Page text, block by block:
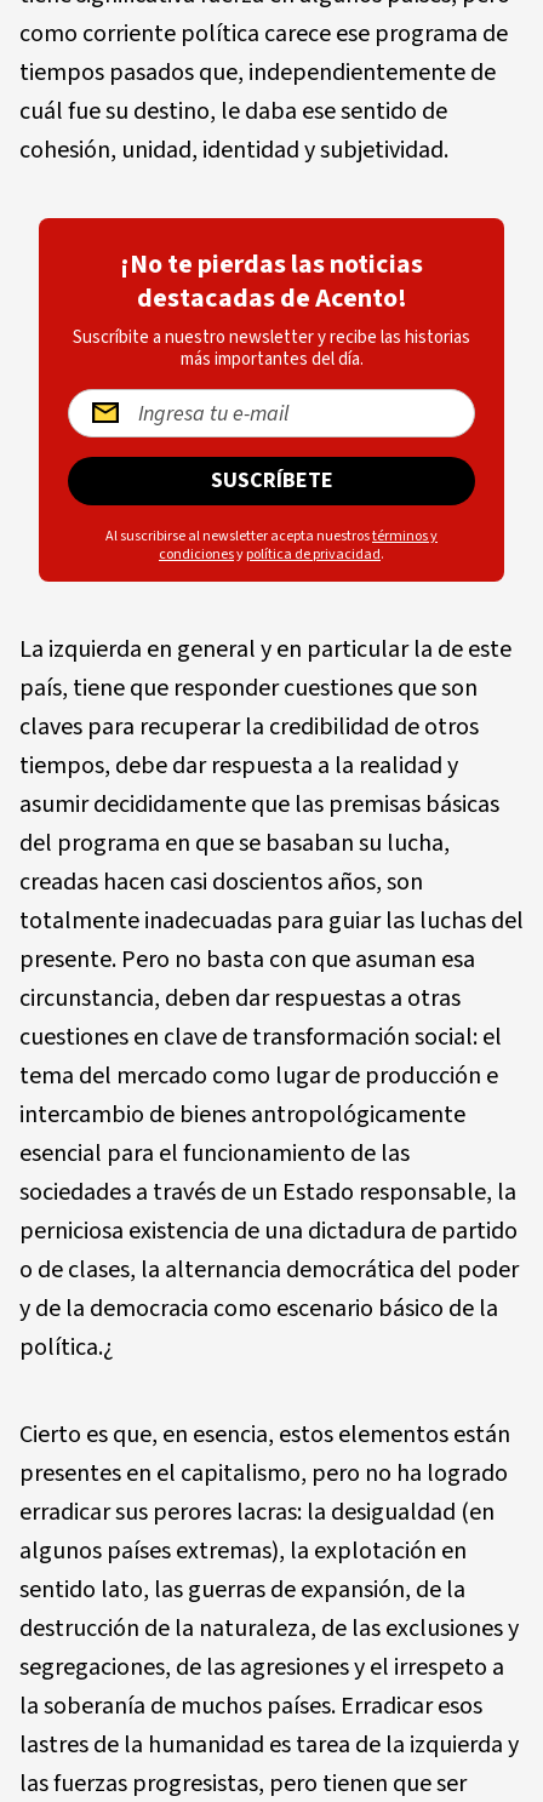
como corriente política carece ese programa de
tiempos pasados que, independientemente de
cuál fue su destino, le daba ese sentido de
cohesión, unidad, identidad y subjetividad.
¡No te pierdas las noticias
destacadas de Acento!
Suscríbite a nuestro newsletter y recibe las historias
más importantes del día.
SUSCRÍBETE
Al suscribirse al newsletter acepta nuestrostérminos y
condicionesypolítica de privacidad.
La izquierda en general y en particular la de este
país, tiene que responder cuestiones que son
claves para recuperar la credibilidad de otros
tiempos, debe dar respuesta a la realidad y
asumir decididamente que las premisas básicas
del programa en que se basaban su lucha,
creadas hacen casi doscientos años, son
totalmente inadecuadas para guiar las luchas del
presente. Pero no basta con que asuman esa
circunstancia, deben dar respuestas a otras
cuestiones en clave de transformación social: el
tema del mercado como lugar de producción e
intercambio de bienes antropológicamente
esencial para el funcionamiento de las
sociedades a través de un Estado responsable, la
perniciosa existencia de una dictadura de partido
o de clases, la alternancia democrática del poder
y de la democracia como escenario básico de la
política.¿
Cierto es que, en esencia, estos elementos están
presentes en el capitalismo, pero no ha logrado
erradicar sus perores lacras: la desigualdad (en
algunos países extremas), la explotación en
sentido lato, las guerras de expansión, de la
destrucción de la naturaleza, de las exclusiones y
segregaciones, de las agresiones y el irrespeto a
la soberanía de muchos países. Erradicar esos
lastres de la humanidad es tarea de la izquierda y
las fuerzas progresistas, pero tienen que ser